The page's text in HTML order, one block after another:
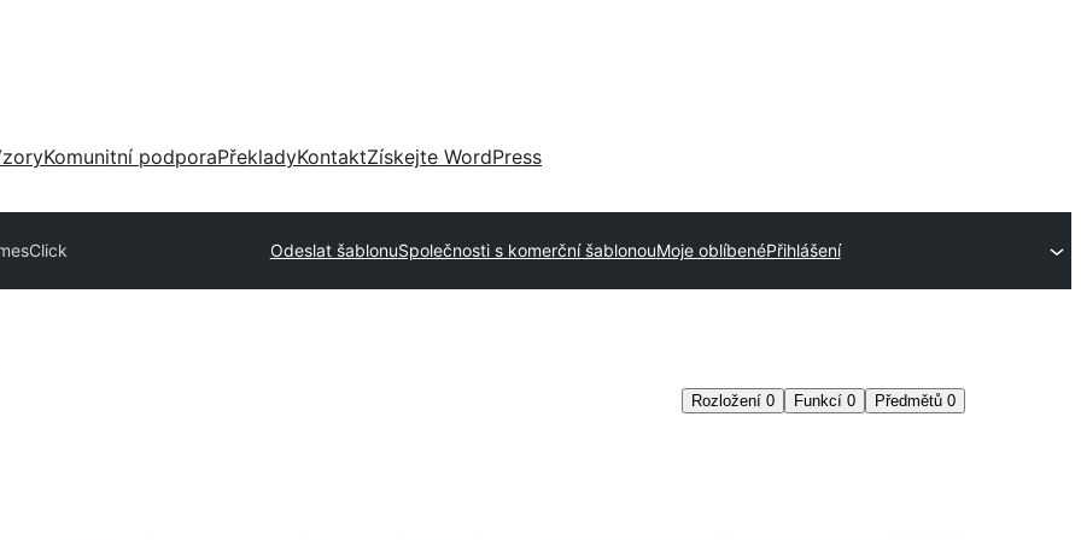
Komunitní podporaPřekladyKontaktZískejte WordPress
Click Odeslat šablonuSpolečnosti s komerční šablonouMoje oblíbenéPřihlášení
Rozložení 0 Funkcí 0 Předmětů 0